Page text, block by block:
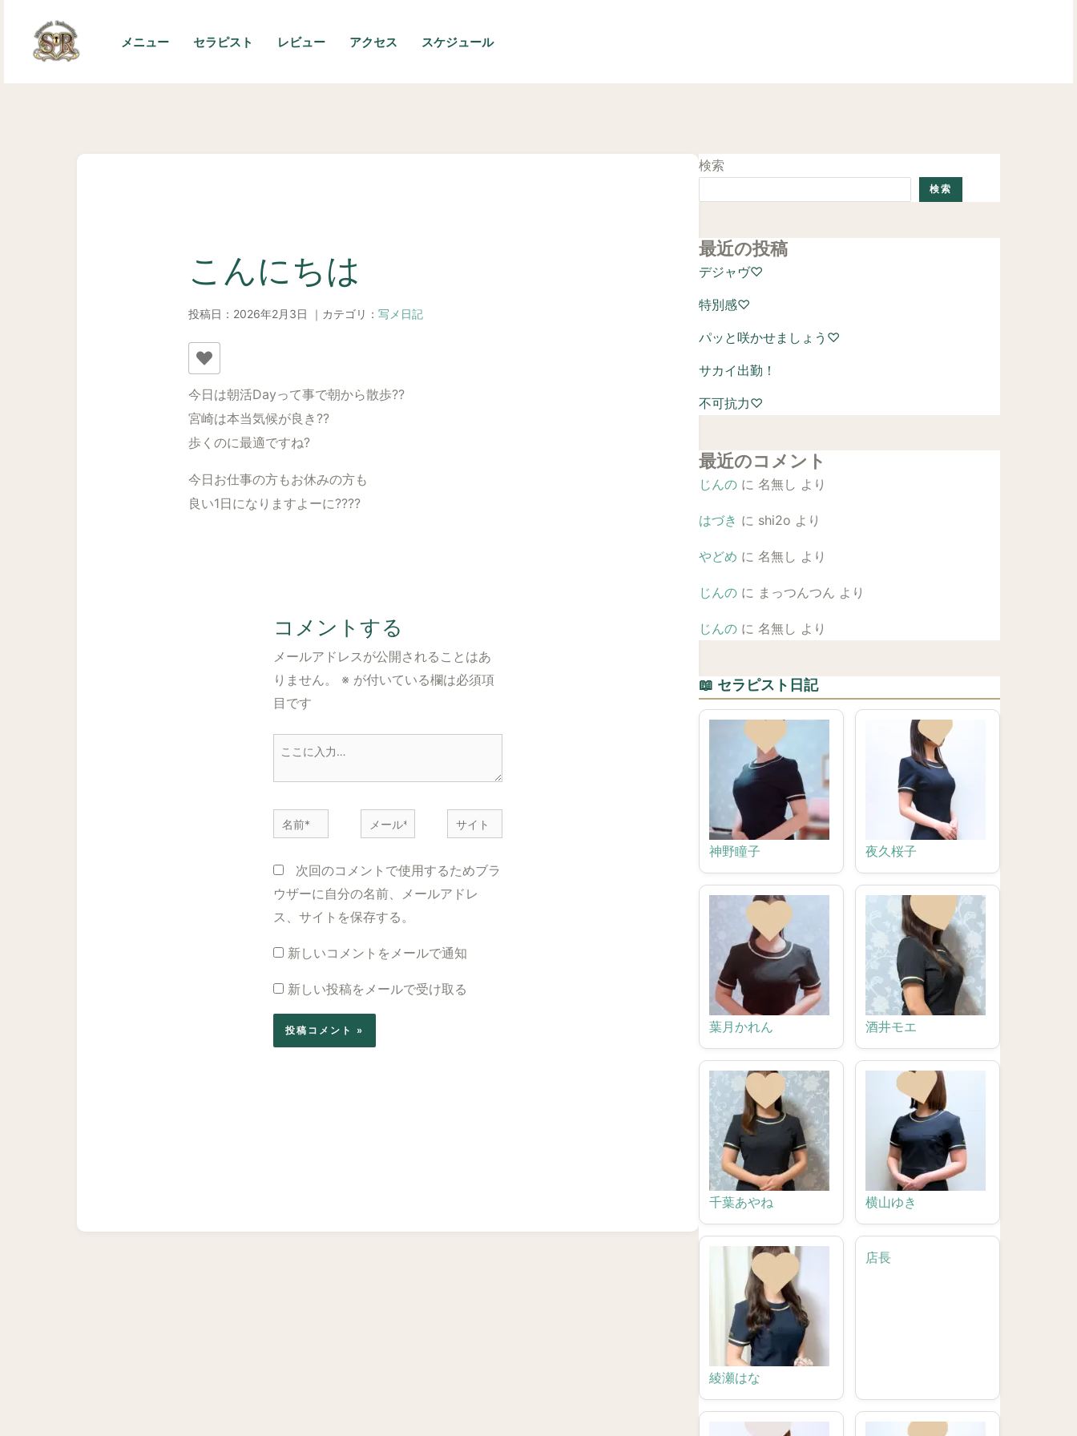
ス
メニュー セラピスト レビュー アクセス スケジュール
こんにちは
投稿日：2026年2月3日 ｜カテゴリ： 写メ日記
今日は朝活Dayって事で朝から散歩??
宮崎は本当気候が良き??
歩くのに最適ですね?
今日お仕事の方もお休みの方も
良い1日になりますよーに????
コメントする
メールアドレスが公開されることはあ
りません。
※ が付いている欄は必須項
目です
こ
入
力…
名
前
*
ー
ル
*
サ
イ
ト
次回のコメントで使用するためブラ
ウザーに自分の名前、メールアドレ
ス、サイトを保存する。
新しいコメントをメールで通知
新しい投稿をメールで受け取る
検索
検索
最近の投稿
デジャヴ♡
特別感♡
パッと咲かせましょう♡
サカイ出勤！
不可抗力♡
最近のコメント
じんの に 名無し より
はづき に shi2o より
やどめ に 名無し より
じんの に まっつんつん より
じんの に 名無し より
📖 セラピスト日記
神野瞳子 夜久桜子
葉月かれん 酒井モエ
千葉あやね 横山ゆき
綾瀬はな
店長